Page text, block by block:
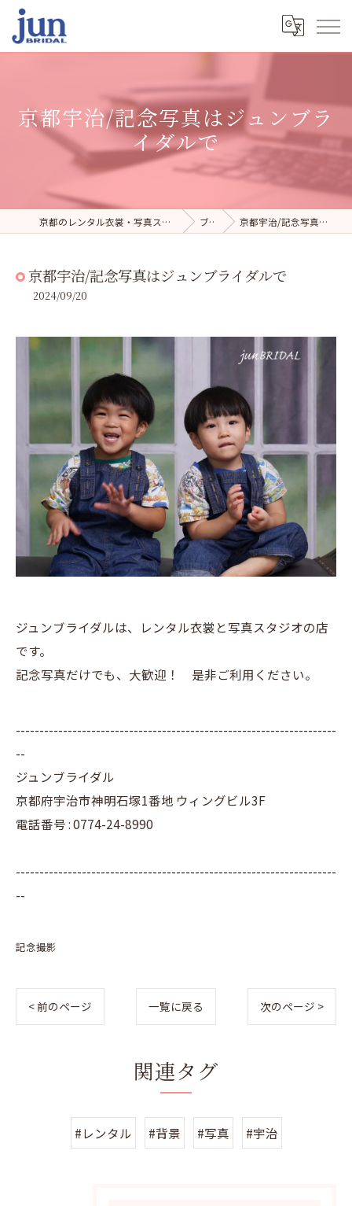
京都宇治/記念写真はジュンブラ
イダルで
京都のレンタル衣裳・写真スタジオならジュンブライダル ブログ 京都宇治/記念写真はジュンブライダルで
京都宇治/記念写真はジュンブライダルで
2024/09/20
ジュンブライダルは、レンタル衣裳と写真スタジオの店
です。
記念写真だけでも、大歓迎！ 是非ご利用ください。
--------------------------------------------------------------------
--
ジュンブライダル
京都府宇治市神明石塚1番地 ウィングビル3F
電話番号 : 0774-24-8990
--------------------------------------------------------------------
--
記念撮影
< 前のページ 一覧に戻る 次のページ >
関連タグ
#レンタル #背景 #写真 #宇治